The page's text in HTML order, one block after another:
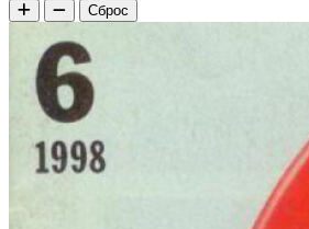
Сброс